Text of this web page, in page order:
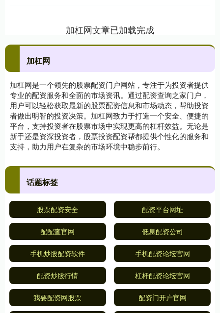
加杠网文章已加载完成
加杠网
加杠网是一个领先的股票配资门户网站，专注于为投资者提供
专业的配资服务和全面的市场资讯。通过配资查询之家门户，
用户可以轻松获取最新的股票配资信息和市场动态，帮助投资
者做出明智的投资决策。加杠网致力于打造一个安全、便捷的
平台，支持投资者在股票市场中实现更高的杠杆效益。无论是
新手还是资深投资者，股票投资配资帮都提供个性化的服务和
支持，助力用户在复杂的市场环境中稳步前行。
话题标签
股票配资安全 配资平台网址
配配查官网 低息配资公司
手机炒股配资软件 手机配资论坛官网
配资炒股行情 杠杆配资论坛官网
我要配资网股票 配资门开户官网